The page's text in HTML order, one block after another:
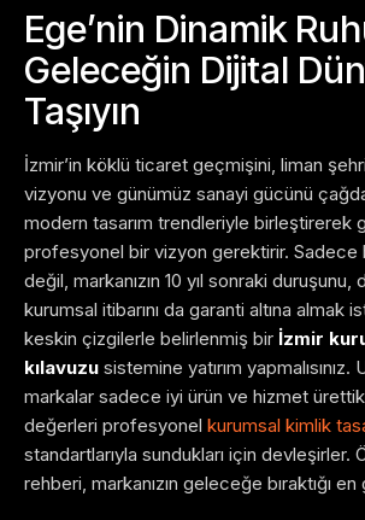
Ege’nin Dinamik
Geleceğin Dijital
Taşıyın
İzmir’in köklü ticaret geçmişini, liman
vizyonu ve günümüz sanayi gücünü
modern tasarım trendleriyle birleştirerek
profesyonel bir vizyon gerektirir. Sadece
değil, markanızın 10 yıl sonraki duruşunu,
kurumsal itibarını da garanti altına almak
keskin çizgilerle belirlenmiş bir İzmir
kılavuzu sistemine yatırım yapmalısınız.
markalar sadece iyi ürün ve hizmet
değerleri profesyonel kurumsal kimlik
standartlarıyla sundukları için devleşirler.
rehberi, markanızın geleceğe bıraktığı en